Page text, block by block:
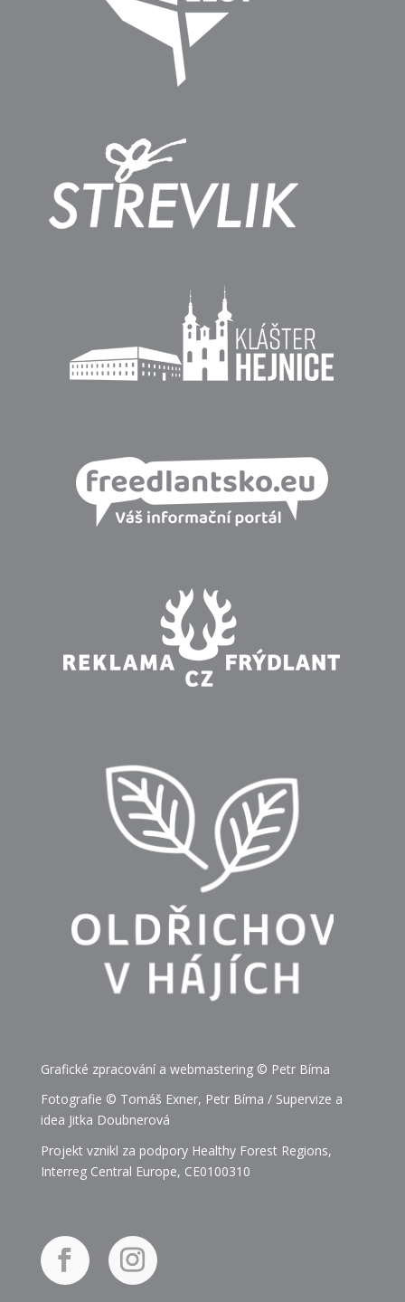
Grafické zpracování a webmastering © Petr Bíma
Fotografie © Tomáš Exner, Petr Bíma / Supervize a
idea Jitka Doubnerová
Projekt vznikl za podpory Healthy Forest Regions,
Interreg Central Europe, CE0100310